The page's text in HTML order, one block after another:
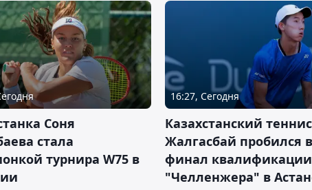
Соня
стала
турнира W75 в
16:27, Сегодня
Казахстанский
Жалгасбай пробился в
финал квалификации
"Челленжера" в